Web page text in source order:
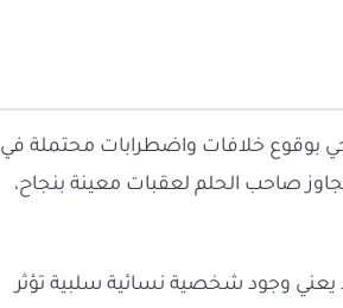
بوقوع خلافات واضطرابات محتملة في
صاحب الحلم لعقبات معينة بنجاح،
يعني وجود شخصية نسائية سلبية تؤثر